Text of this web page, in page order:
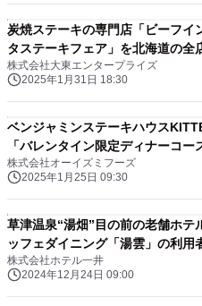
炭焼ステーキの専門店「ビーフイ
タステーキフェア」を北海道の全
株式会社大東エンタープライズ
2025年1月31日 18:30
ベンジャミンステーキハウス
「バレンタイン限定ディナーコ
株式会社オーイズミフーズ
2025年1月25日 09:30
草津温泉“湯畑”目の前の老舗ホ
ッフェダイニング「湯雲」の利用
株式会社ホテル一井
2024年12月24日 09:00